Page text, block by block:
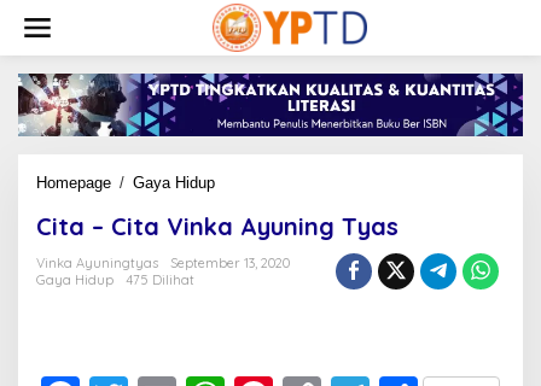
konten
Homepage / Gaya HidupCita
Cita
Ayuning
Cita – Cita Vinka Ayuning Tyas
Vinka Ayuningtyas
September 13, 2020
Gaya Hidup
475 Dilihat